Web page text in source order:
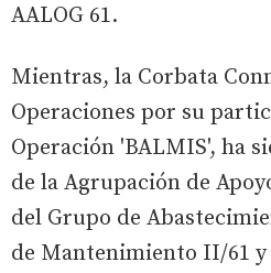
AALOG 61.
Mientras, la Corbata
Operaciones por su
Operación 'BALMIS', ha
de la Agrupación de
del Grupo de
de Mantenimiento II/61